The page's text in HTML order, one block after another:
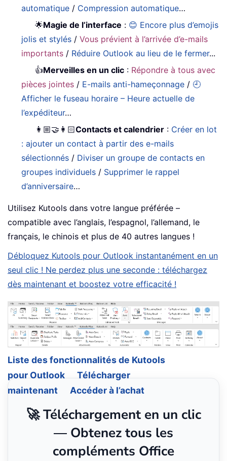
automatique / Compression automatique…
🌟Magie de l’interface : 😊 Encore plus d’emojis
jolis et stylés /Vous prévient à l’arrivée d’e-mails
importants / Réduire Outlook au lieu de le fermer...
👍Merveilles en un clic : Répondre à tous avec
pièces jointes / E-mails anti-hameçonnage / 🕘
Afficher le fuseau horaire – Heure actuelle de
l’expéditeur…
👩🏼‍🤝‍👩🏻Contacts et calendrier : Créer en lot
: ajouter un contact à partir des e-mails
sélectionnés / Diviser un groupe de contacts en
groupes individuels / Supprimer le rappel
d’anniversaire…
Utilisez Kutools dans votre langue préférée –
compatible avec l’anglais, l’espagnol, l’allemand, le
français, le chinois et plus de 40 autres langues !
Débloquez Kutools pour Outlook instantanément en un
seul clic ! Ne perdez plus une seconde : téléchargez
dès maintenant et boostez votre efficacité !
Liste des fonctionnalités de Kutools
pour Outlook
Télécharger
maintenant
Accéder à l’achat
🚀 Téléchargement en un clic
— Obtenez tous les
compléments Office